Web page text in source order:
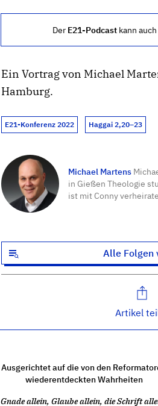
Der E21-Podcast kann
Ein Vortrag von Michael
Hamburg.
E21-Konferenz 2022 Haggai 2,20–23
Michael Martens
in Gießen Theologie
ist mit Conny
Alle Folgen
Artikel
Ausgerichtet auf die von den
wiederentdeckten Wahrheiten
Gnade allein, Glaube allein, die Schrift